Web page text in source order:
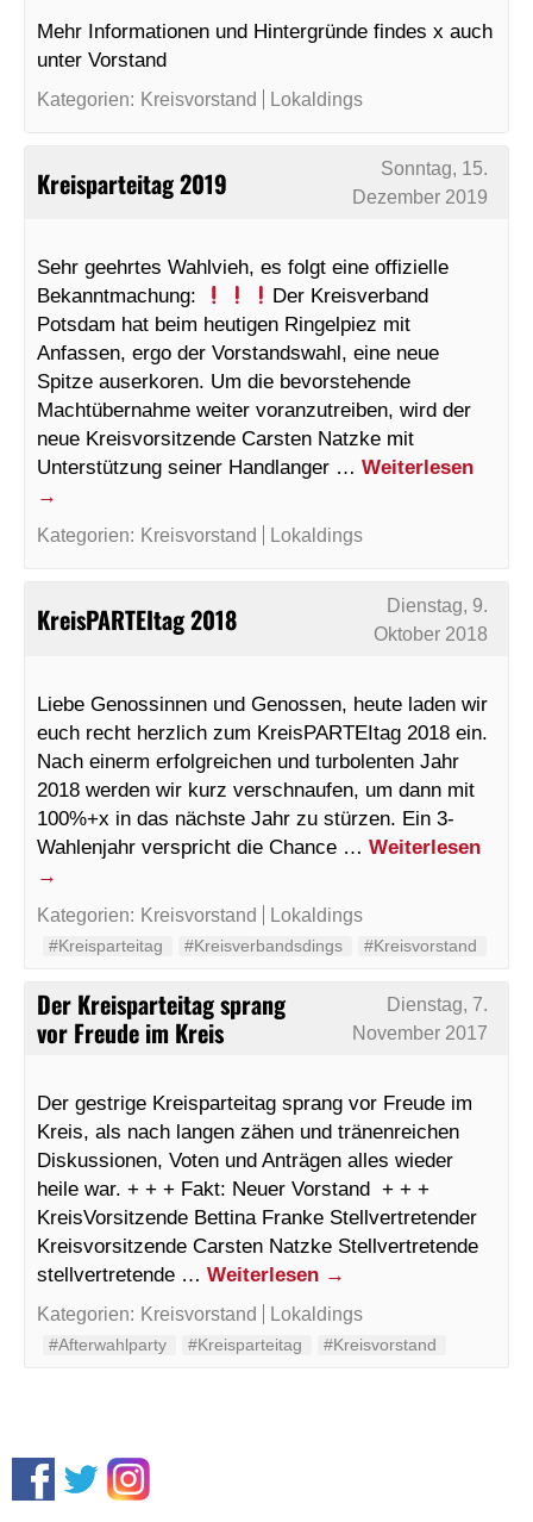
Mehr Informationen und Hintergründe findes x auch
unter Vorstand
Kategorien: Kreisvorstand Lokaldings
Kreisparteitag 2019
Sonntag, 15.
Dezember 2019
Sehr geehrtes Wahlvieh, es folgt eine offizielle
Bekanntmachung:
Der Kreisverband
Potsdam hat beim heutigen Ringelpiez mit
Anfassen, ergo der Vorstandswahl, eine neue
Spitze auserkoren. Um die bevorstehende
Machtübernahme weiter voranzutreiben, wird der
neue Kreisvorsitzende Carsten Natzke mit
Unterstützung seiner Handlanger … Weiterlesen
→
Kategorien: Kreisvorstand Lokaldings
KreisPARTEItag 2018
Dienstag, 9.
Oktober 2018
Liebe Genossinnen und Genossen, heute laden wir
euch recht herzlich zum KreisPARTEItag 2018 ein.
Nach einerm erfolgreichen und turbolenten Jahr
2018 werden wir kurz verschnaufen, um dann mit
100%+x in das nächste Jahr zu stürzen. Ein 3-
Wahlenjahr verspricht die Chance … Weiterlesen
→
Kategorien: Kreisvorstand Lokaldings
#Kreisparteitag #Kreisverbandsdings #Kreisvorstand
Der Kreisparteitag sprang
vor Freude im Kreis
Dienstag, 7.
November 2017
Der gestrige Kreisparteitag sprang vor Freude im
Kreis, als nach langen zähen und tränenreichen
Diskussionen, Voten und Anträgen alles wieder
heile war. + + + Fakt: Neuer Vorstand + + +
KreisVorsitzende Bettina Franke Stellvertretender
Kreisvorsitzende Carsten Natzke Stellvertretende
stellvertretende … Weiterlesen →
Kategorien: Kreisvorstand Lokaldings
#Afterwahlparty #Kreisparteitag #Kreisvorstand